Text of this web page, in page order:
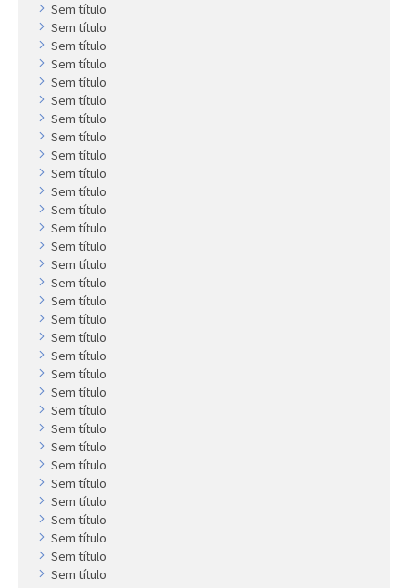
Sem título
Sem título
Sem título
Sem título
Sem título
Sem título
Sem título
Sem título
Sem título
Sem título
Sem título
Sem título
Sem título
Sem título
Sem título
Sem título
Sem título
Sem título
Sem título
Sem título
Sem título
Sem título
Sem título
Sem título
Sem título
Sem título
Sem título
Sem título
Sem título
Sem título
Sem título
Sem título